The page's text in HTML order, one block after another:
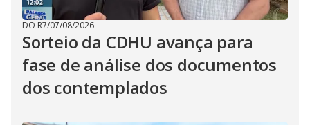
DO R7/07/08/2026
Sorteio da CDHU avança para
fase de análise dos documentos
dos contemplados